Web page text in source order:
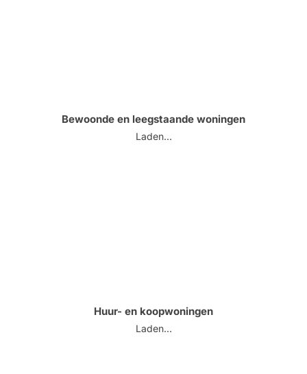
Bewoonde en leegstaande woningen
Laden...
Huur- en koopwoningen
Laden...